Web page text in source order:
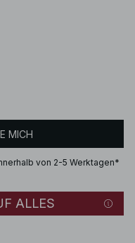
MICH
von 2-5 Werktagen*
ALLES